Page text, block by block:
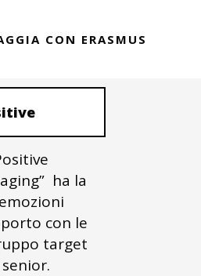
CON ERASMUS
ha la
con le
target